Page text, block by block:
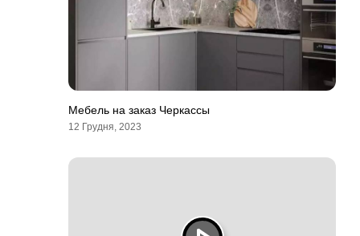
Мебель на заказ Черкассы
12 Грудня, 2023